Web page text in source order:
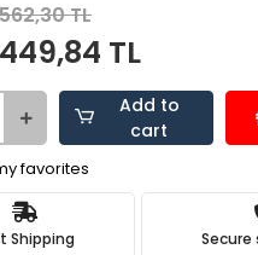
562,30 TL
449,84 TL
Add to
cart
favorites
Shipping Secure